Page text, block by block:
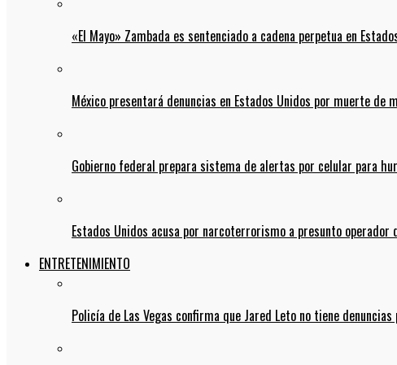
«El Mayo» Zambada es sentenciado a cadena perpetua en
México presentará denuncias en Estados Unidos por muerte de
Gobierno federal prepara sistema de alertas por celular para
Estados Unidos acusa por narcoterrorismo a presunto operador
ENTRETENIMIENTO
Policía de Las Vegas confirma que Jared Leto no tiene